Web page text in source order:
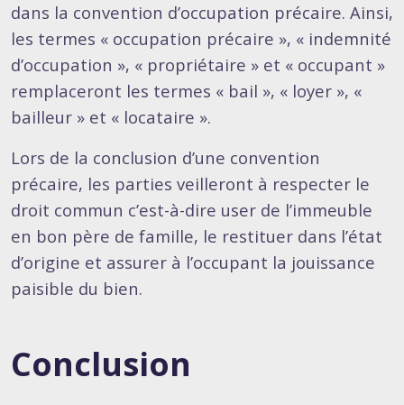
dans la convention d’occupation précaire. Ainsi,
les termes « occupation précaire », « indemnité
d’occupation », « propriétaire » et « occupant »
remplaceront les termes « bail », « loyer », «
bailleur » et « locataire ».
Lors de la conclusion d’une convention
précaire, les parties veilleront à respecter le
droit commun c’est-à-dire user de l’immeuble
en bon père de famille, le restituer dans l’état
d’origine et assurer à l’occupant la jouissance
paisible du bien.
Conclusion